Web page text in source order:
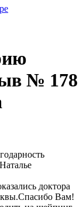
№ 178
доктора
Вам!